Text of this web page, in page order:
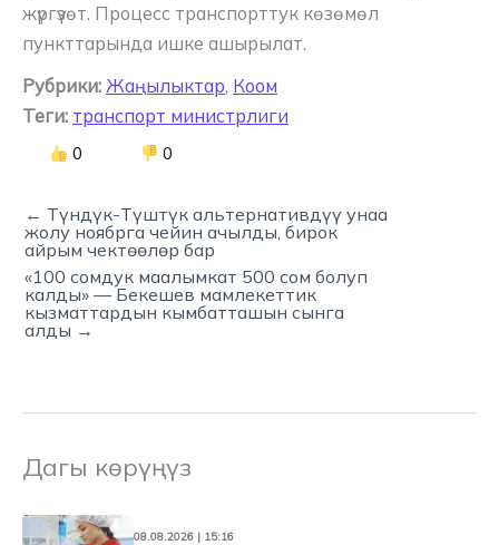
жүргүзөт. Процесс транспорттук көзөмөл
пункттарында ишке ашырылат.
Рубрики: Жаңылыктар, Коом
Теги: транспорт министрлиги
0 0
← Түндүк-Түштүк альтернативдүү унаа
жолу ноябрга чейин ачылды, бирок
айрым чектөөлөр бар
«100 сомдук маалымкат 500 сом болуп
калды» — Бекешев мамлекеттик
кызматтардын кымбатташын сынга
алды →
Дагы көрүңүз
08.08.2026 | 15:16